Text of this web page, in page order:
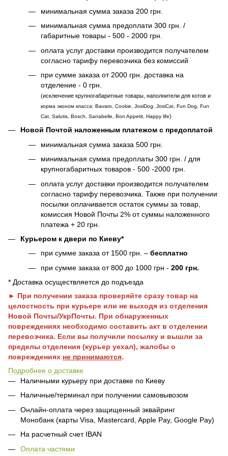
минимальная сумма заказа 200 грн.
минимальная сумма предоплати 300 грн. /
габаритные товары - 500 - 2000 грн.
оплата услуг доставки производится получателем
согласно тарифу перевозчика без комиссий
при сумме заказа от 2000 грн. доставка на
отделение - 0 грн.
(исключение крупногабаритные товары, наполнители для котов и
корма эконом класса: Bavaro, Cookie, JosiDog, JosiCat, Fun Dog, Fun
Cat, Salutis, Bosch, Sanabelle, Bon Appetit, Happy life)
Новой Почтой наложенным платежом с предоплатой
минимальная сумма заказа 500 грн.
минимальная сумма предоплаты 300 грн. / для
крупногабаритных товаров - 500 -2000 грн.
оплата услуг доставки производится получателем
согласно тарифу перевозчика. Также при получении
посылки оплачивается остаток суммы за товар,
комиссия Новой Почты 2% от суммы наложенного
платежа + 20 грн.
Курьером к двери по Киеву*
при сумме заказа от 1500 грн. – бесплатно
при сумме заказа от 800 до 1000 грн - 200 грн.
* Доставка осуществляется до подъезда
► При получении заказа проверяйте сразу товар на
целостность при курьере или не выходя из отделения
Новой Почты/УкрПочты. При обнаруженных
повреждениях необходимо составить акт в отделении
перевозчика. Если вы получили посылку и вышли за
пределы отделения (курьер уехал), жалобы о
повреждениях не принимаются.
Подробнее о доставке
Наличными курьеру при доставке по Киеву
Наличные/терминал при получении самовывозом
Онлайн-оплата через защищенный эквайринг
Монобанк (карты Visa, Mastercard, Apple Pay, Google Pay)
На расчетный счет IBAN
Оплата частями